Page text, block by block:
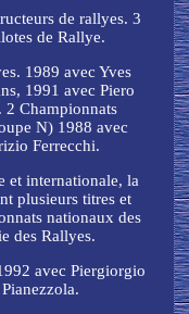
de rallyes. 3
de Rallye.
1989 avec Yves
1991 avec Piero
2 Championnats
N) 1988 avec
Ferrecchi.
et internationale, la
plusieurs titres et
nationaux des
des Rallyes.
avec Piergiorgio